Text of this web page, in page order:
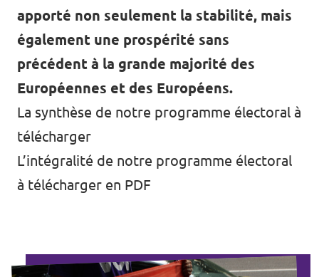
apporté non seulement la stabilité, mais
également une prospérité sans
précédent à la grande majorité des
Européennes et des Européens.
La synthèse de notre programme électoral à
télécharger
L’intégralité de notre programme électoral
à télécharger en PDF